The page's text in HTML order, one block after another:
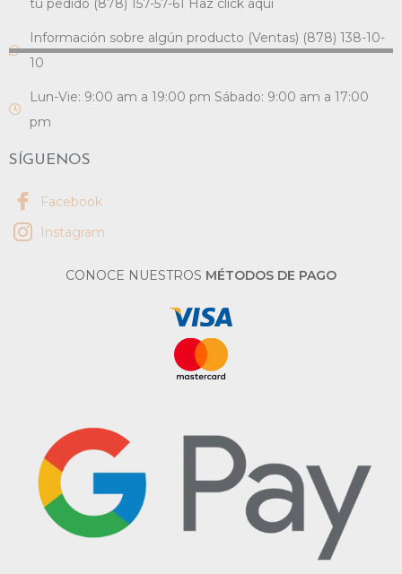
tu pedido (878) 157-57-61 Haz click aquí
Información sobre algún producto (Ventas) (878) 138-10-
10
Lun-Vie: 9:00 am a 19:00 pm Sábado: 9:00 am a 17:00
pm
SÍGUENOS
Facebook
Instagram
CONOCE NUESTROS MÉTODOS DE PAGO